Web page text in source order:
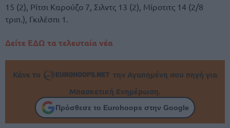
15 (2), Ρίτσι Καρούζο 7, Σιλντς 13 (2), Μίροτιτς 14 (2/8
τριπ.), Γκιλέσπι 1.
Δείτε ΕΔΩ τα τελευταία νέα
Κάνε το
την Αγαπημένη σου πηγή για
Μπασκετική Ενημέρωση.
Πρόσθεσε το Eurohoops στην Google